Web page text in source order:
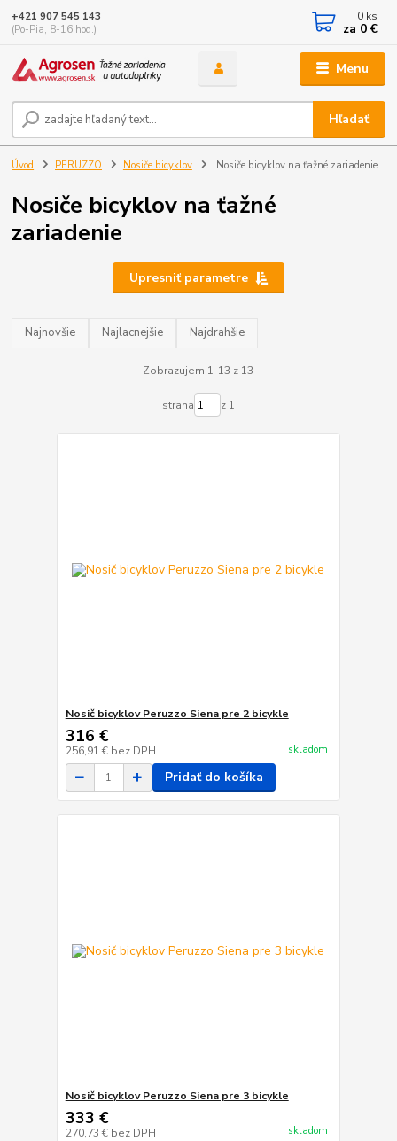
Menu
Hľadať
+421 907 545 143
(Po-Pia, 8-16 hod.)
0 ks
za 0 €
Úvod PERUZZO Nosiče bicyklov Nosiče bicyklov na ťažné zariadenie
Nosiče bicyklov na ťažné
zariadenie
Upresniť parametre
Najnovšie Najlacnejšie Najdrahšie
Zobrazujem 1-13 z 13
strana z 1
Nosič bicyklov Peruzzo Siena pre 2 bicykle
316 €
256,91 € bez DPH skladom
Pridať do košíka
Nosič bicyklov Peruzzo Siena pre 3 bicykle
333 €
270,73 € bez DPH skladom